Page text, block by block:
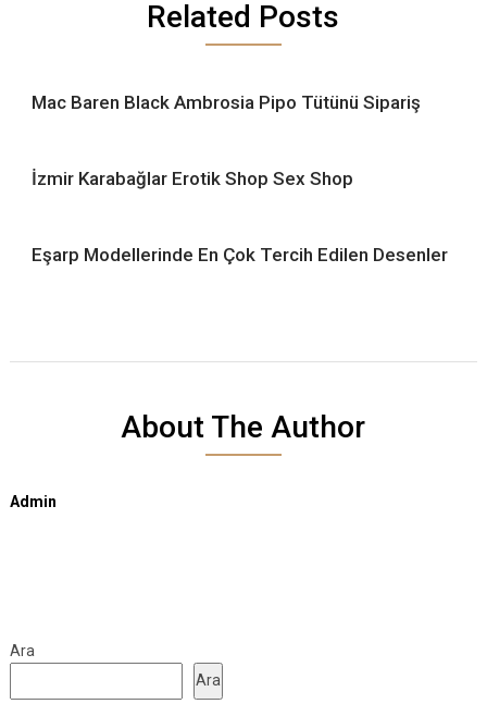
Related Posts
Mac Baren Black Ambrosia Pipo Tütünü Sipariş
İzmir Karabağlar Erotik Shop Sex Shop
Eşarp Modellerinde En Çok Tercih Edilen Desenler
About The Author
Admin
Ara
Ara